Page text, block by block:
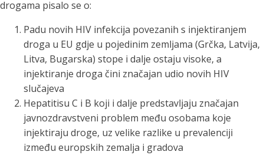
drogama pisalo se o:
Padu novih HIV infekcija povezanih s injektiranjem
droga u EU gdje u pojedinim zemljama (Grčka, Latvija,
Litva, Bugarska) stope i dalje ostaju visoke, a
injektiranje droga čini značajan udio novih HIV
slučajeva
Hepatitisu C i B koji i dalje predstavljaju značajan
javnozdravstveni problem među osobama koje
injektiraju droge, uz velike razlike u prevalenciji
između europskih zemalja i gradova